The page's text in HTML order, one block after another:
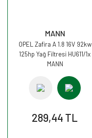
MANN
OPEL Zafira A 1.8 16V 92kw
125hp Yağ Filtresi HU611/1x
MANN
289,44 TL